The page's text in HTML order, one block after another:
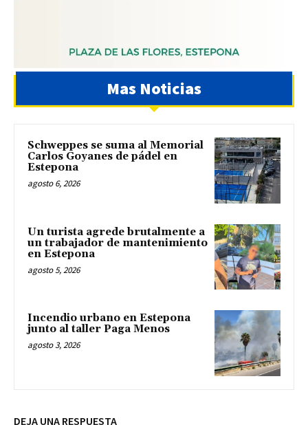
Mas Noticias
Schweppes se suma al Memorial
Carlos Goyanes de pádel en
Estepona
agosto 6, 2026
Un turista agrede brutalmente a
un trabajador de mantenimiento
en Estepona
agosto 5, 2026
Incendio urbano en Estepona
junto al taller Paga Menos
agosto 3, 2026
DEJA UNA RESPUESTA